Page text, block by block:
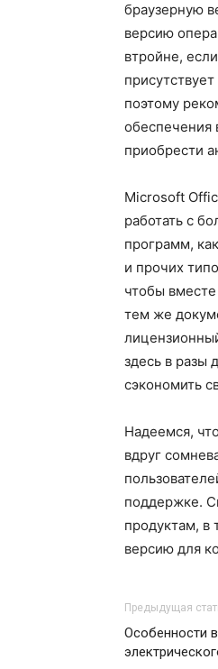
браузерную
версию
втройне,
поэтому
обеспечения
приобрести
Microsoft
работать с
программ,
и прочих
чтобы
тем же
здесь в разы
сэкономить
Надеемся,
вдруг
поддержке.
продуктам, в
версию для
Предыдущая
Особенности